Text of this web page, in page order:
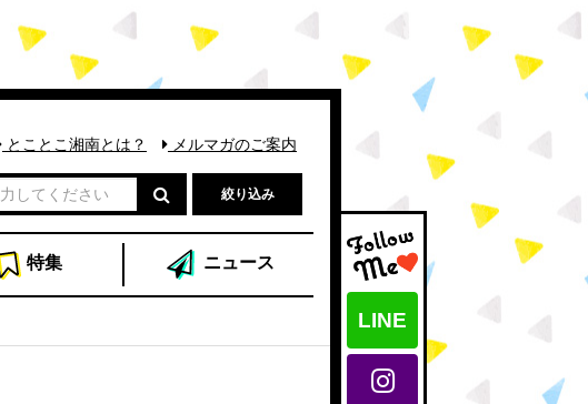
LINE
とことこ湘南とは？
メルマガのご案内
絞り込み
特集 ニュース